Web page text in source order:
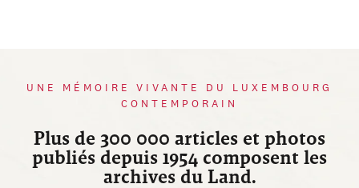
UNE MÉMOIRE VIVANTE DU LUXEMBOURG
CONTEMPORAIN
Plus de 300 000 articles et photos
publiés depuis 1954 composent les
archives du Land.